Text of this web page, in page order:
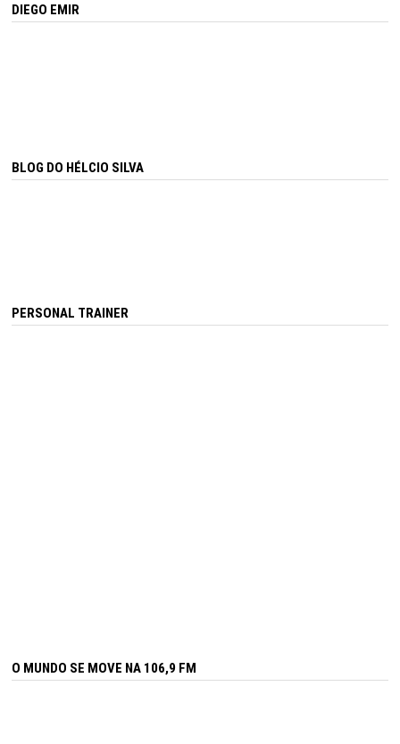
DIEGO EMIR
BLOG DO HÉLCIO SILVA
PERSONAL TRAINER
O MUNDO SE MOVE NA 106,9 FM